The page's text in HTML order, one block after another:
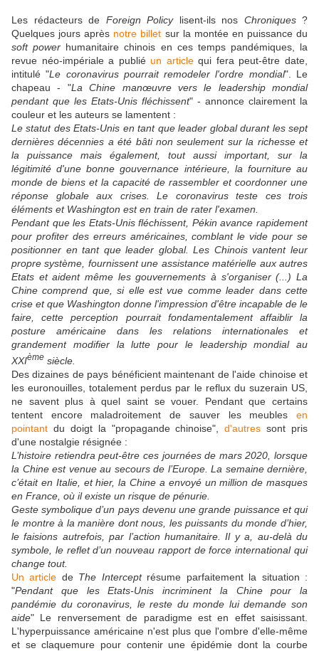
Les rédacteurs de Foreign Policylisent-ils nos Chroniques?
Quelques jours après notre billet sur la montée en puissance du
soft power humanitaire chinois en ces temps pandémiques, la
revue néo-impériale a publiéun articlequi fera peut-être date,
intitulé "Le coronavirus pourrait remodeler l'ordre mondial". Le
chapeau - "La Chine manœuvre vers le leadership mondial
pendant que les Etats-Unis fléchissent" - annonce clairement la
couleur et les auteurs se lamentent :
Le statut des Etats-Unis en tant que leader global durant les sept
dernières décennies a été bâti non seulement sur la richesse et
la puissance mais également, tout aussi important, sur la
légitimité d'une bonne gouvernance intérieure, la fourniture au
monde de biens et la capacité de rassembler et coordonner une
réponse globale aux crises. Le coronavirus teste ces trois
éléments et Washington est en train de rater l'examen.
Pendant que les Etats-Unis fléchissent, Pékin avance rapidement
pour profiter des erreurs américaines, comblant le vide pour se
positionner en tant que leader global. Les Chinois vantent leur
propre système, fournissent une assistance matérielle aux autres
Etats et aident même les gouvernements à s'organiser (...) La
Chine comprend que, si elle est vue comme leader dans cette
crise et que Washington donne l'impression d'être incapable de le
faire, cette perception pourrait fondamentalement affaiblir la
posture américaine dans les relations internationales et
grandement modifier la lutte pour le leadership mondial au
XXIème siècle.
Des dizaines de pays bénéficient maintenant de l'aide chinoise et
les euronouilles, totalement perdus par le reflux du suzerain US,
ne savent plus à quel saint se vouer. Pendant que certains
tentent encore maladroitement de sauver les meubles en
pointant du doigt la "propagande chinoise",d'autres sont pris
d'une nostalgie résignée :
L’histoire retiendra peut-être ces journées de mars 2020, lorsque
la Chine est venue au secours de l’Europe. La semaine dernière,
c’était en Italie, et hier, la Chine a envoyé un million de masques
en France, où il existe un risque de pénurie.
Geste symbolique d’un pays devenu une grande puissance et qui
le montre à la manière dont nous, les puissants du monde d’hier,
le faisions autrefois, par l’action humanitaire. Il y a, au-delà du
symbole, le reflet d’un nouveau rapport de force international qui
change tout.
Un article de The Interceptrésume parfaitement la situation :
"Pendant que les Etats-Unis incriminent la Chine pour la
pandémie du coronavirus, le reste du monde lui demande son
aide" Le renversement de paradigme est en effet saisissant.
L'hyperpuissance américaine n'est plus que l'ombre d'elle-même
et se claquemure pour contenir une épidémie dont la courbe